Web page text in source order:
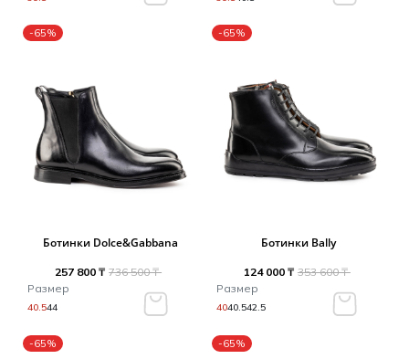
-65%
Ботинки Dolce&Gabbana
257 800 ₸ 736 500 ₸
Размер
40.544
-65%
Ботинки Bally
124 000 ₸ 353 600 ₸
Размер
4040.542.5
-65% -65%